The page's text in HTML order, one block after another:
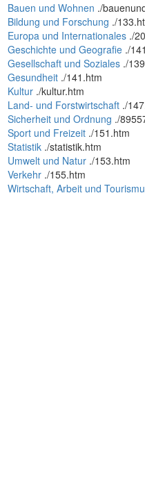
Bauen und Wohnen ./
Bildung und Forschung ./
Europa und Internationales ./
Geschichte und Geografie ./
Gesellschaft und Soziales ./
Gesundheit ./141.htm
Kultur ./kultur.htm
Land- und Forstwirtschaft ./
Sicherheit und Ordnung ./
Sport und Freizeit ./151.htm
Statistik ./statistik.htm
Umwelt und Natur ./153.htm
Verkehr ./155.htm
Wirtschaft, Arbeit und